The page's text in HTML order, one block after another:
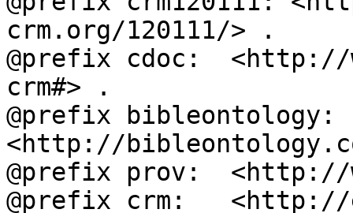
crm.org/120111/> .
@prefix cdoc:  <http://
crm#> .
@prefix bibleontology:
<http://
@prefix prov:  <http://
@prefix crm:   <http://